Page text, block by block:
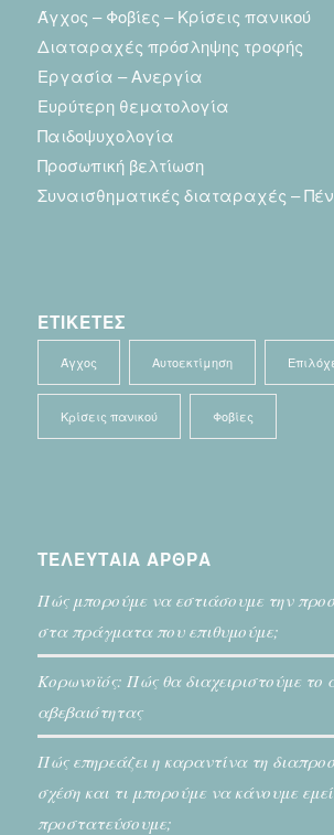
Άγχος – Φοβίες – Κρίσεις πανικού
Διαταραχές πρόσληψης τροφής
Εργασία – Ανεργία
Ευρύτερη θεματολογία
Παιδοψυχολογία
Προσωπική βελτίωση
Συναισθηματικές διαταραχές –
ΕΤΙΚΕΤΕΣ
Άγχος Αυτοεκτίμηση
Κρίσεις πανικού Φοβίες
ΤΕΛΕΥΤΑΙΑ ΑΡΘΡΑ
Πώς μπορούμε να εστιάσουμε την
στα πράγματα που επιθυμούμε;
Κορωνοϊός: Πώς θα διαχειριστούμε το
αβεβαιότητας
Πώς επηρεάζει η καραντίνα τη
σχέση και τι μπορούμε να κάνουμε
προστατεύσουμε;